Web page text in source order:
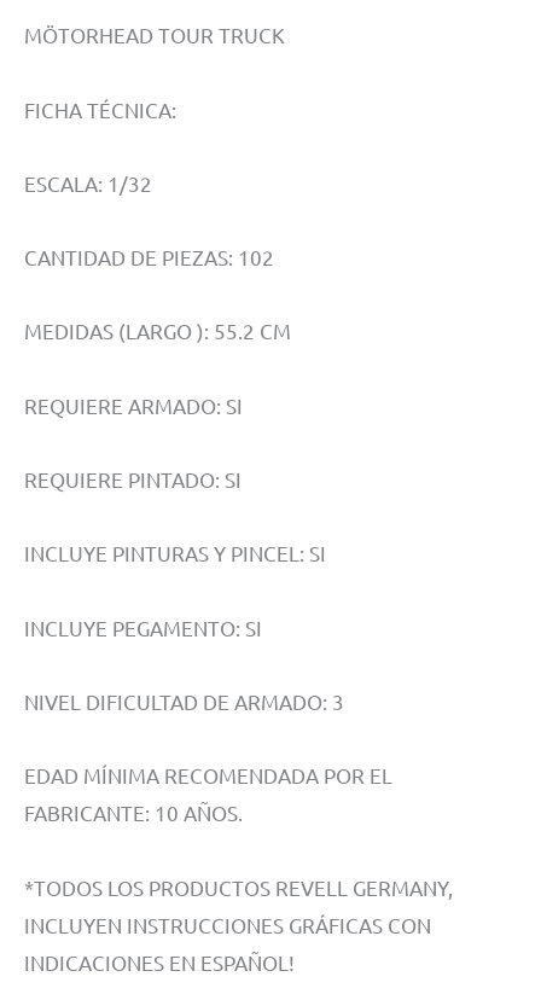
MÖTORHEAD TOUR TRUCK
FICHA TÉCNICA:
ESCALA: 1/32
CANTIDAD DE PIEZAS: 102
MEDIDAS (LARGO ): 55.2 CM
REQUIERE ARMADO: SI
REQUIERE PINTADO: SI
INCLUYE PINTURAS Y PINCEL: SI
INCLUYE PEGAMENTO: SI
NIVEL DIFICULTAD DE ARMADO: 3
EDAD MÍNIMA RECOMENDADA POR EL
FABRICANTE: 10 AÑOS.
*TODOS LOS PRODUCTOS REVELL GERMANY,
INCLUYEN INSTRUCCIONES GRÁFICAS CON
INDICACIONES EN ESPAÑOL!